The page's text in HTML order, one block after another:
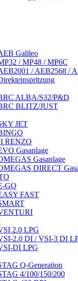
Galileo
/ MP48 / MP6C
/ AEB2568 /
ALBA/S32/P&D
BLITZ/JUST
JET
RENZO
Gasanlage
Gasanlage
DIRECT
GO
FAST
2.0 LPG
2.0 DI / VSI-3 DI
DI LPG
Q-Generation
4/100/150/200